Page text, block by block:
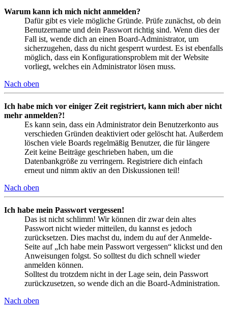
Warum kann ich mich nicht anmelden?
Dafür gibt es viele mögliche Gründe. Prüfe zunächst, ob dein
Benutzername und dein Passwort richtig sind. Wenn dies der
Fall ist, wende dich an einen Board-Administrator, um
sicherzugehen, dass du nicht gesperrt wurdest. Es ist ebenfalls
möglich, dass ein Konfigurationsproblem mit der Website
vorliegt, welches ein Administrator lösen muss.
Nach oben
Ich habe mich vor einiger Zeit registriert, kann mich aber nicht
mehr anmelden?!
Es kann sein, dass ein Administrator dein Benutzerkonto aus
verschieden Gründen deaktiviert oder gelöscht hat. Außerdem
löschen viele Boards regelmäßig Benutzer, die für längere
Zeit keine Beiträge geschrieben haben, um die
Datenbankgröße zu verringern. Registriere dich einfach
erneut und nimm aktiv an den Diskussionen teil!
Nach oben
Ich habe mein Passwort vergessen!
Das ist nicht schlimm! Wir können dir zwar dein altes
Passwort nicht wieder mitteilen, du kannst es jedoch
zurücksetzen. Dies machst du, indem du auf der Anmelde-
Seite auf „Ich habe mein Passwort vergessen“ klickst und den
Anweisungen folgst. So solltest du dich schnell wieder
anmelden können.
Solltest du trotzdem nicht in der Lage sein, dein Passwort
zurückzusetzen, so wende dich an die Board-Administration.
Nach oben